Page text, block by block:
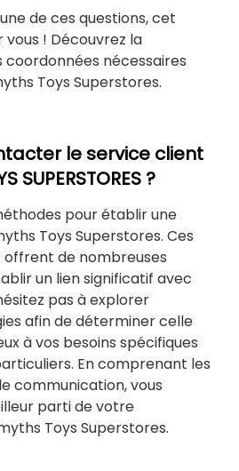
de ces questions, cet
! Découvrez la
nécessaires
Toys Superstores.
le service client
SUPERSTORES ?
pour établir une
Toys Superstores. Ces
de nombreuses
un lien significatif avec
pas à explorer
afin de déterminer celle
à vos besoins spécifiques
En comprenant les
communication, vous
parti de votre
Toys Superstores.